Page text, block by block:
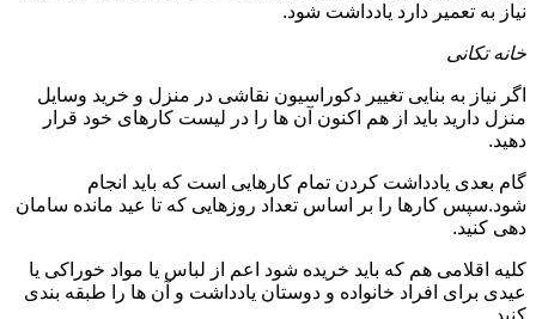
نیاز به تعمیر دارد یادداشت شود.
خانه تکانی
اگر نیاز به بنایی تغییر دکوراسیون نقاشی در منزل و خرید وسایل
منزل دارید باید از هم اکنون آن ها را در لیست کارهای خود قرار
دهید.
گام بعدی یادداشت کردن تمام کارهایی است که باید انجام
شود.سپس کارها را بر اساس تعداد روزهایی که تا عید مانده سامان
دهی کنید.
کلیه اقلامی هم که باید خریده شود اعم از لباس یا مواد خوراکی یا
عیدی برای افراد خانواده و دوستان یادداشت و آن ها را طبقه بندی
کنید.